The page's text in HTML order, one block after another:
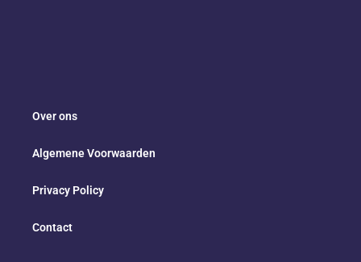
Over ons
Algemene Voorwaarden
Privacy Policy
Contact